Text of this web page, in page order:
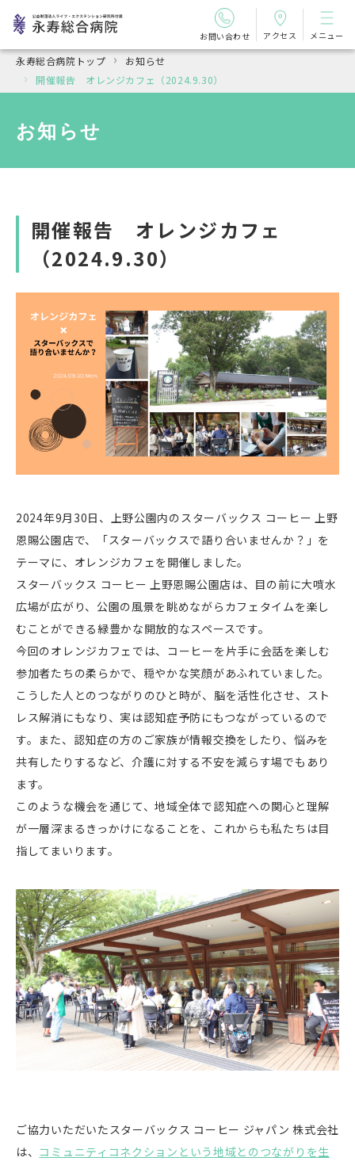
お問い合わせ アクセス メニュー
永寿総合病院トップ
お知らせ
開催報告 オレンジカフェ（2024.9.30）
お知らせ
開催報告 オレンジカフェ
（2024.9.30）
2024年9月30日、上野公園内のスターバックス コーヒー 上野
恩賜公園店で、「スターバックスで語り合いませんか？」を
テーマに、オレンジカフェを開催しました。
スターバックス コーヒー 上野恩賜公園店は、目の前に大噴水
広場が広がり、公園の風景を眺めながらカフェタイムを楽し
むことができる緑豊かな開放的なスペースです。
今回のオレンジカフェでは、コーヒーを片手に会話を楽しむ
参加者たちの柔らかで、穏やかな笑顔があふれていました。
こうした人とのつながりのひと時が、脳を活性化させ、スト
レス解消にもなり、実は認知症予防にもつながっているので
す。また、認知症の方のご家族が情報交換をしたり、悩みを
共有したりするなど、介護に対する不安を減らす場でもあり
ます。
このような機会を通じて、地域全体で認知症への関心と理解
が一層深まるきっかけになることを、これからも私たちは目
指してまいります。
ご協力いただいたスターバックス コーヒー ジャパン 株式会社
は、 コミュニティコネクションという地域とのつながりを生